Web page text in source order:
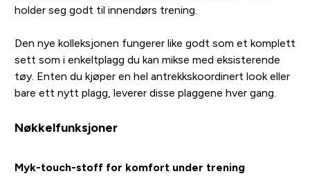
holder seg godt til innendørs trening.
Den nye kolleksjonen fungerer like godt som et komplett
sett som i enkeltplagg du kan mikse med eksisterende
tøy. Enten du kjøper en hel antrekkskoordinert look eller
bare ett nytt plagg, leverer disse plaggene hver gang.
Nøkkelfunksjoner
Myk-touch-stoff for komfort under trening